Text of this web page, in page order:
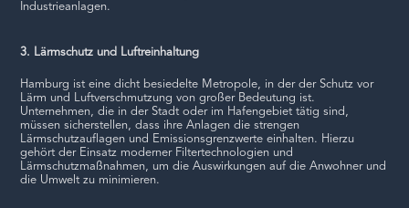
Industrieanlagen.
3. Lärmschutz und Luftreinhaltung
Hamburg ist eine dicht besiedelte Metropole, in der der Schutz vor
Lärm und Luftverschmutzung von großer Bedeutung ist.
Unternehmen, die in der Stadt oder im Hafengebiet tätig sind,
müssen sicherstellen, dass ihre Anlagen die strengen
Lärmschutzauflagen und Emissionsgrenzwerte einhalten. Hierzu
gehört der Einsatz moderner Filtertechnologien und
Lärmschutzmaßnahmen, um die Auswirkungen auf die Anwohner und
die Umwelt zu minimieren.